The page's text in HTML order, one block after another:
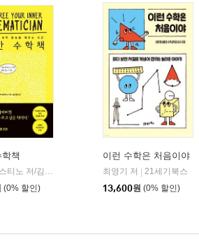
책
수전 다고스티노 저/김소정 역
(0% 할인)
이런 수학은 처음이야
최영기 저
21세기북스
13,600원 (0% 할인)